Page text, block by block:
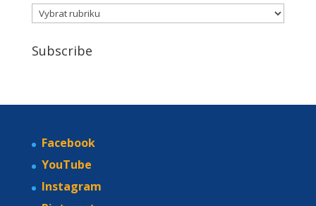
Rubriky
Subscribe
Facebook
YouTube
Instagram